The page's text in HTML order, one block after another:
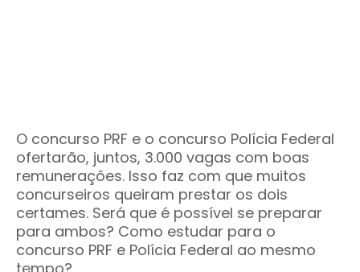
O concurso PRF e o concurso Polícia Federal
ofertarão, juntos, 3.000 vagas com boas
remunerações. Isso faz com que muitos
concurseiros queiram prestar os dois
certames. Será que é possível se preparar
para ambos? Como estudar para o
concurso PRF e Polícia Federal ao mesmo